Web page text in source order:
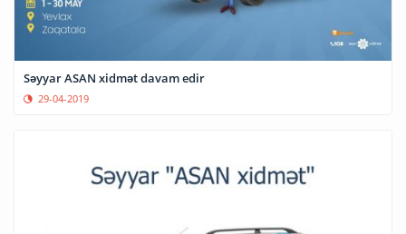
Səyyar ASAN xidmət davam edir
29-04-2019